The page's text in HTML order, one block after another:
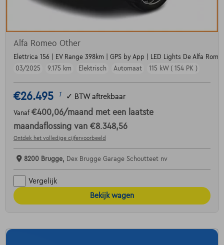
Alfa Romeo Other
Elettrica 156 | EV Range 398km | GPS by App | LED Lights De Alfa
03/2025
9.175 km Elektrisch Automaat 115 kW ( 154 PK )
€26.495 1 ✓ BTW aftrekbaar
Vanaf €400,06/maand met een laatste
maandaflossing van €8.348,56
Ontdek het volledige cijfervoorbeeld
8200 Brugge, Dex Brugge Garage Schoutteet nv
Vergelijk
Bekijk wagen